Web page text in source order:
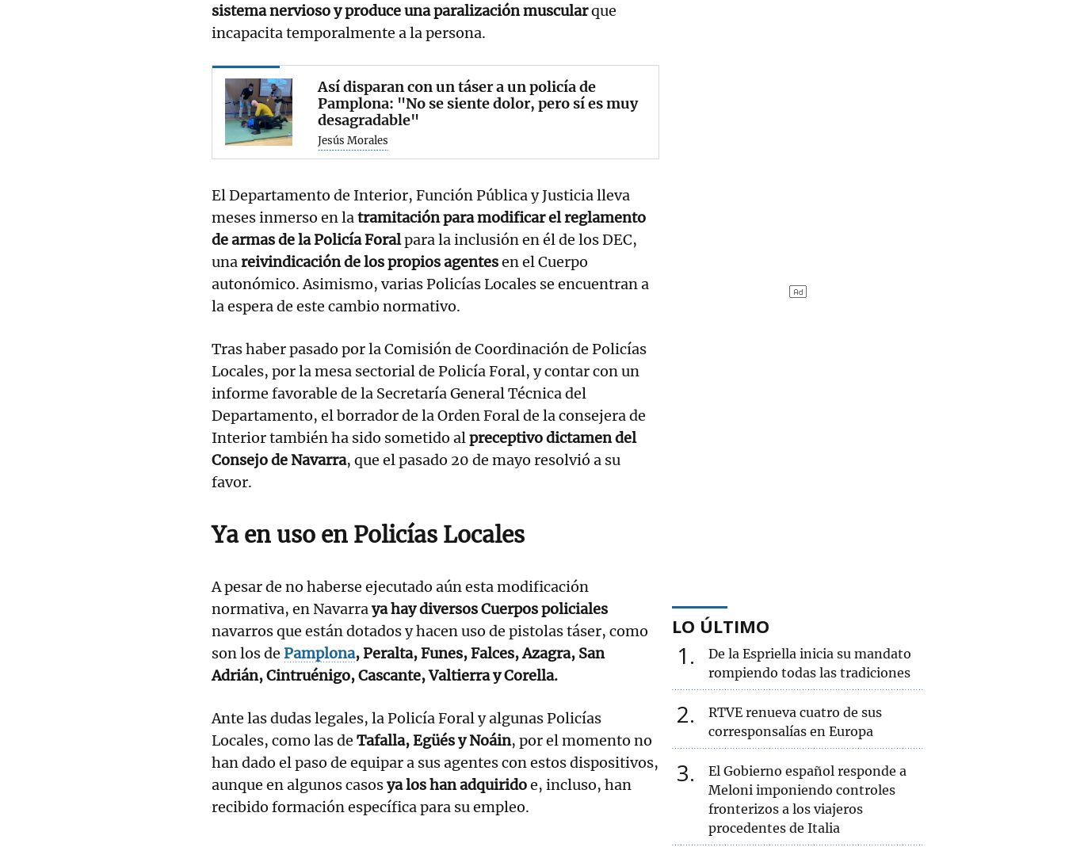
sistema nervioso y produce una paralización muscularque
incapacita temporalmente a la persona.
Así disparan con un táser a un policía de
Pamplona: "No se siente dolor, pero sí es muy
desagradable"
Jesús Morales
El Departamento de Interior, Función Pública y Justicia lleva
meses inmerso en latramitación para modificar el reglamento
de armas de la Policía Foralpara la inclusión en él de los DEC,
unareivindicación de los propios agentesen el Cuerpo
autonómico. Asimismo, varias Policías Locales se encuentran a
la espera de este cambio normativo.
Tras haber pasado por la Comisión de Coordinación de Policías
Locales, por la mesa sectorial de Policía Foral, y contar con un
informe favorable de la Secretaría General Técnica del
Departamento, el borrador de la Orden Foral de la consejera de
Interior también ha sido sometido alpreceptivo dictamen del
Consejo de Navarra, que el pasado 20 de mayo resolvió a su
favor.
Ya en uso en Policías Locales
A pesar de no haberse ejecutado aún esta modificación
normativa, en Navarraya hay diversos Cuerpos policiales
navarros que están dotados y hacen uso de pistolas táser, como
son los de Pamplona, Peralta, Funes, Falces, Azagra, San
Adrián, Cintruénigo, Cascante, Valtierra y Corella.
Ante las dudas legales, la Policía Foral y algunas Policías
Locales, como las de Tafalla, Egüés y Noáin, por el momento no
han dado el paso de equipar a sus agentes con estos dispositivos,
aunque en algunos casosya los han adquiridoe, incluso, han
recibido formación específica para su empleo.
LO ÚLTIMO
1
De la Espriella inicia su mandato
rompiendo todas las tradiciones
2
RTVE renueva cuatro de sus
corresponsalías en Europa
3
El Gobierno español responde a
Meloni imponiendo controles
fronterizos a los viajeros
procedentes de Italia